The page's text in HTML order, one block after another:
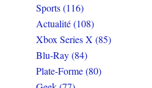
Sports (116)
Actualité (108)
Xbox Series X (85)
Blu-Ray (84)
Plate-Forme (80)